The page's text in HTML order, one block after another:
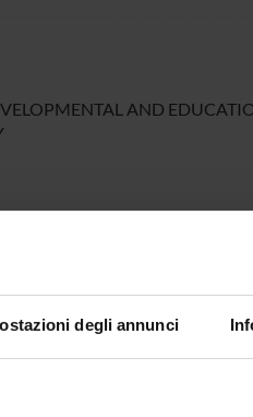
degli annunci
AND